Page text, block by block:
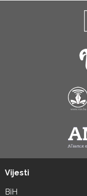
Vijesti
BiH